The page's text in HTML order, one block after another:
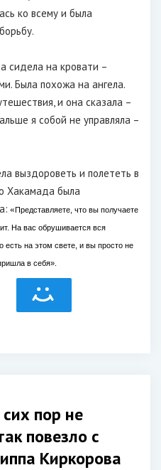
ко всему и была
сидела на кровати –
Была похожа на ангела.
и она сказала –
я собой не управляла –
выздороветь и полететь в
Хакамада была
«Представляете, что вы получаете
На вас обрушивается вся
есть на этом свете, и вы просто не
в себя».
пор не
повезло с
Киркорова